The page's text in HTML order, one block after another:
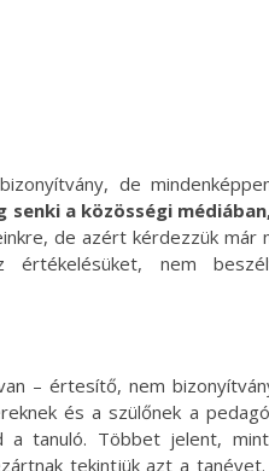
de
senki a közösségi
de azért kérdezzük már
értékelésüket, nem
– értesítő, nem
és a szülőnek a
a tanuló. Többet jelent,
tekintjük azt a